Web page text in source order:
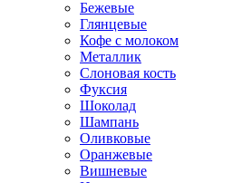
Бежевые
Глянцевые
Кофе с молоком
Металлик
Слоновая кость
Фуксия
Шоколад
Шампань
Оливковые
Оранжевые
Вишневые